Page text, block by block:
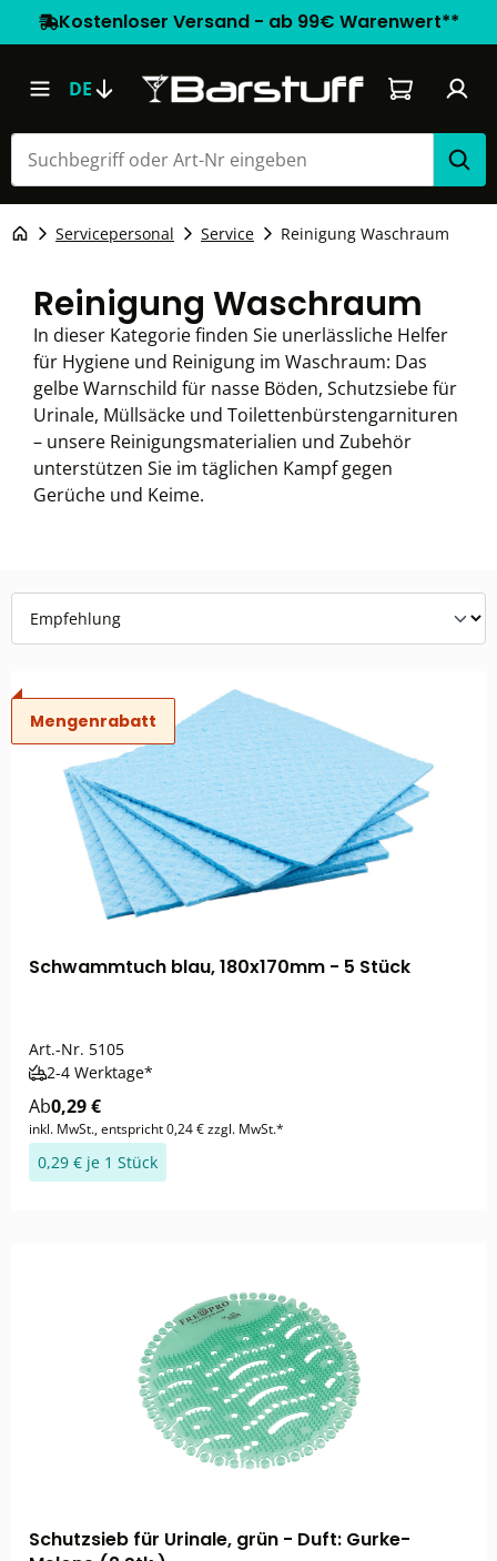
Kostenloser Versand - ab 99€ Warenwert**
DE Warenkorb
Servicepersonal Service Reinigung Waschraum
Reinigung Waschraum
In dieser Kategorie finden Sie unerlässliche Helfer
für Hygiene und Reinigung im Waschraum: Das
gelbe Warnschild für nasse Böden, Schutzsiebe für
Urinale, Müllsäcke und Toilettenbürstengarnituren
– unsere Reinigungsmaterialien und Zubehör
unterstützen Sie im täglichen Kampf gegen
Gerüche und Keime.
Mengenrabatt
Schwammtuch blau, 180x170mm - 5 Stück
Art.-Nr. 5105
2-4 Werktage*
Ab0,29 €
inkl. MwSt., entspricht 0,24 € zzgl. MwSt.*
0,29 € je 1 Stück
Schutzsieb für Urinale, grün - Duft: Gurke-